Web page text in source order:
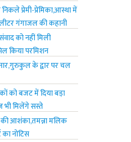
प्रेमी-प्रेमिका,आस्था में
गंगाजल की कहानी
को नहीं मिली
किया परमिशन
के द्वार पर चल
को बजट में दिया बड़ा
भी मिलेंगे सस्ते
की आशंका,तमन्ना मलिक
नोटिस